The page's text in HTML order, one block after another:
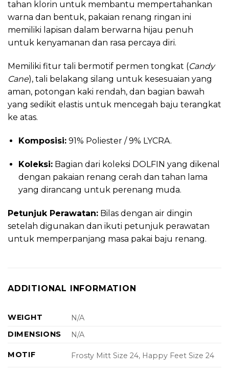
tahan klorin untuk membantu mempertahankan
warna dan bentuk, pakaian renang ringan ini
memiliki lapisan dalam berwarna hijau penuh
untuk kenyamanan dan rasa percaya diri.
Memiliki fitur tali bermotif permen tongkat (Candy
Cane), tali belakang silang untuk kesesuaian yang
aman, potongan kaki rendah, dan bagian bawah
yang sedikit elastis untuk mencegah baju terangkat
ke atas.
Komposisi:91% Poliester / 9% LYCRA.
Koleksi:Bagian dari koleksi DOLFIN yang dikenal
dengan pakaian renang cerah dan tahan lama
yang dirancang untuk perenang muda.
Petunjuk Perawatan: Bilas dengan air dingin
setelah digunakan dan ikuti petunjuk perawatan
untuk memperpanjang masa pakai baju renang.
ADDITIONAL INFORMATION
WEIGHT
N/A
DIMENSIONS
N/A
MOTIF Frosty Mitt Size 24, Happy Feet Size 24